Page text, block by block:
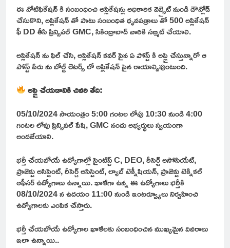
ఈ నోటిఫికేషన్ కి సంబంధించి అప్లికేషన్లు అధికారిక వెబ్సైట్ నుండి డౌన్లోడ్
చేసుకొని, అప్లికేషన్ తో పాటు సంబంధిత ధృవపత్రాలు తో 500 అప్లికేషన్
ఫీ DD తీసి ప్రిన్సిపల్ GMC, సికింద్రాబాద్ వారికి సబ్మిట్ చేయాలి.
అప్లికేషన్ ను ఫిల్ చేసి, అప్లికేషన్ కవర్ పైన ఏ పోస్ట్ కి అప్లై చేస్తున్నారో ఆ
పోస్ట్ పేరు ను బోల్డ్ లెటర్స్ లో అప్లికేషన్ పైన రాయాల్సివుంటుంది.
అప్లై చేయడానికి చివరి తేది:
05/10/2024 సాయంత్రం 5:00 గంటల లోపు 10:30 నుండి 4:00
గంటల లోపు ప్రిన్సిపల్ పేషి, GMC నందు అభ్యర్థులు స్వయంగా
అందజేయాలి.
భర్తీ చేయబోయే ఉద్యోగాల్లో సైంటిస్ట్ C, DEO, రీసెర్చ్ అసోసియేట్,
ప్రాజెక్టు అసిస్టెంట్, రీసెర్చ్ అసిస్టెంట్, ల్యాబ్ టెక్నీషియన్, ప్రాజెక్టు టెక్నికల్
ఆఫీసర్ ఉద్యోగాలు ఉన్నాయి. ఖాళీగా ఉన్న ఈ ఉద్యోగాలు భర్తీకి
08/10/2024 న ఉదయం 11:00 నుండి ఇంటర్వ్యూలు నిర్వహించి
ఉద్యోగాలకు ఎంపిక చేస్తారు.
భర్తీ చేయబోయే ఉద్యోగాల ఖాళీలకు సంబంధించిన ముఖ్యమైన వివరాలు
ఇలా ఉన్నాయి..